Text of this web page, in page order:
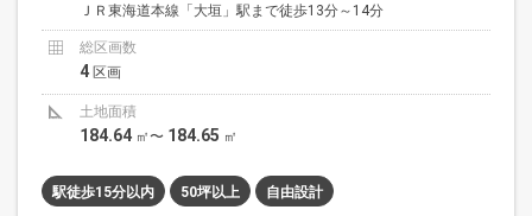
ＪＲ東海道本線「大垣」駅まで徒歩13分～14分
総区画数
4 区画
土地面積
184.64 ㎡〜 184.65 ㎡
駅徒歩15分以内 50坪以上 自由設計